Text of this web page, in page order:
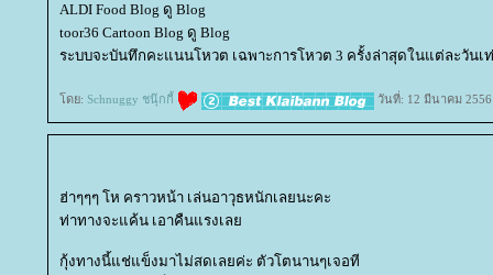
ALDI Food Blog ดู Blog
toor36 Cartoon Blog ดู Blog
ระบบจะบันทึกคะแนนโหวต เฉพาะการโหวต 3 ครั้งล่าสุดในแต่ละวันเ
ดย: Schnuggy ชนุ๊กกี้ วันที่: 12 มีนาคม 2556
ฮ่าๆๆๆ โห คราวหน้า เล่นอาวุธหนักเลยนะคะ
ท่าทางจะแค้น เอาคืนแรงเล
กุ้งทางนี้แช่แข็งมาไม่สดเลยค่ะ ตัวโตนานๆเจอที